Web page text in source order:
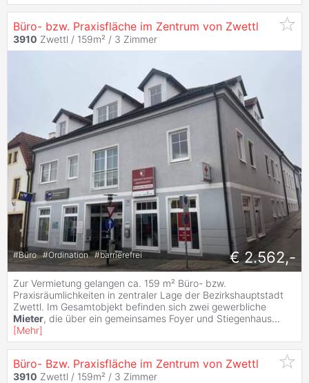
Büro- bzw. Praxisfläche im Zentrum von Zwettl
3910 Zwettl / 159m² / 3 Zimmer
#Büro #Ordination #barrierefrei € 2.562,-
Zur Vermietung gelangen ca. 159 m² Büro- bzw.
Praxisräumlichkeiten in zentraler Lage der Bezirkshauptstadt
Zwettl. Im Gesamtobjekt befinden sich zwei gewerbliche
Mieter, die über ein gemeinsames Foyer und Stiegenhaus...
[Mehr]
Büro- Bzw. Praxisfläche im Zentrum von Zwettl
3910 Zwettl / 159m² / 3 Zimmer